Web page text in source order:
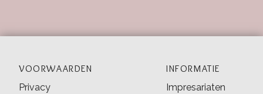
VOORWAARDEN
Privacy
INFORMATIE
Impresariaten